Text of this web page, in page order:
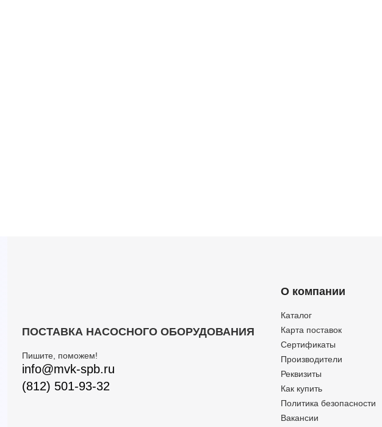
ПОСТАВКА НАСОСНОГО ОБОРУДОВАНИЯ
Пишите, поможем!
info@mvk-spb.ru
(812) 501-93-32
О компании
Каталог
Карта поставок
Сертификаты
Производители
Реквизиты
Как купить
Политика безопасности
Вакансии